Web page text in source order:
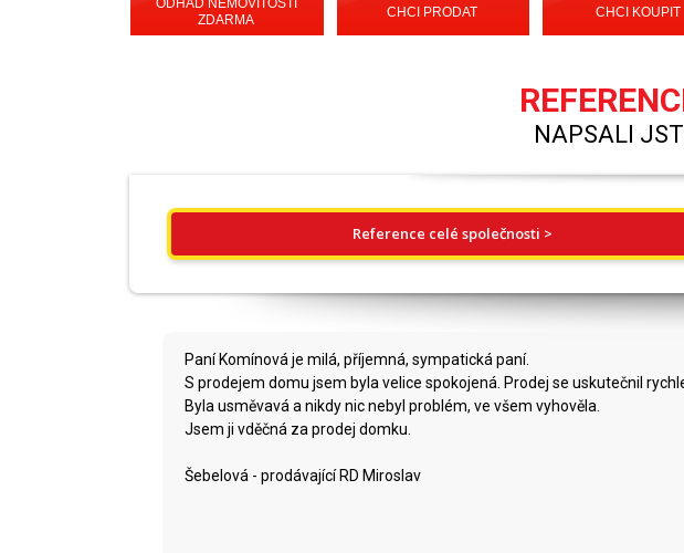
ODHAD NEMOVITOSTI
ZDARMA
CHCI PRODAT CHCI KOUPIT
NAPSALI
Reference celé společnosti >
Paní Komínová je milá, příjemná, sympatická paní.
S prodejem domu jsem byla velice spokojená. Prodej se uskutečnil
Byla usměvavá a nikdy nic nebyl problém, ve všem vyhověla.
Jsem ji vděčná za prodej domku.
Šebelová - prodávající RD Miroslav